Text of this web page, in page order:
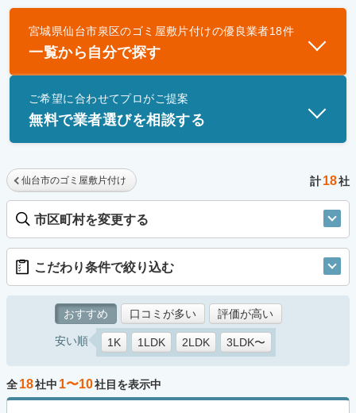
優良業者とは
一般財団法人遺品整理認定協会、および一般社団法
士」資格を持つ事業者のみ掲載しています。
宮城県仙台市泉区のゴミ屋敷片付けの優良業者18件
一覧から自分で探す
ご希望に合わせてプロがご提案
無料で業者選びを相談する
仙台市のゴミ屋敷片付け 計18社
市区町村を変更する
こだわり条件で絞り込む
おすすめ 口コミが多い 評価が高い
安い順 1K 1LDK 2LDK 3LDK〜
全18社中 1〜10社目を表示中